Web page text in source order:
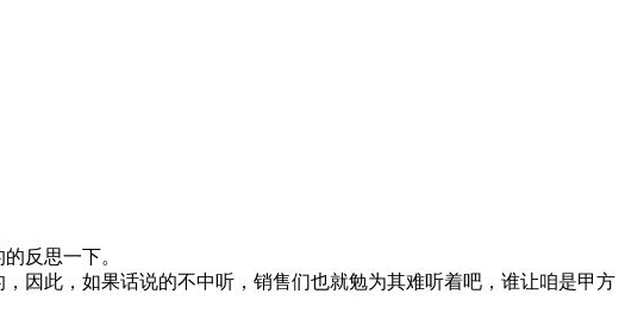
反思一下。
此，如果话说的不中听，销售们也就勉为其难听着吧，谁让咱是甲方